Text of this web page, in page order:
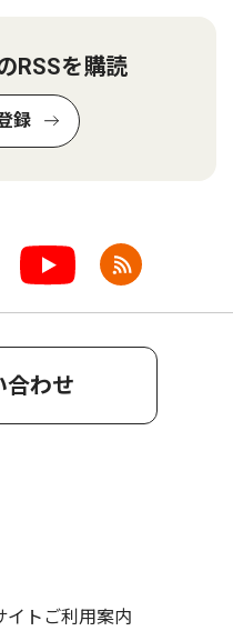
RSSを購読
録
合わせ
イトご利用案内